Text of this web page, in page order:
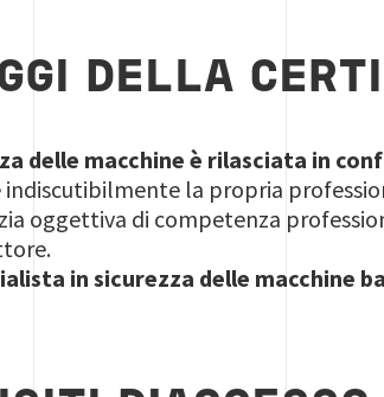
DELLA
delle macchine è rilasciata in
la propria
oggettiva di competenza
in sicurezza delle macchine